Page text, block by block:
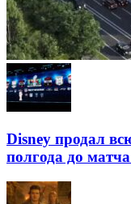
Disney продал
полгода до